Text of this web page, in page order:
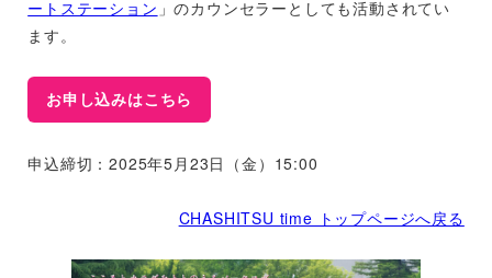
ートステーション 」のカウンセラーとしても活動されてい
ます。
お申し込みはこちら
申込締切：2025年5月23日（金）15:00
CHASHITSU time トップページへ戻る